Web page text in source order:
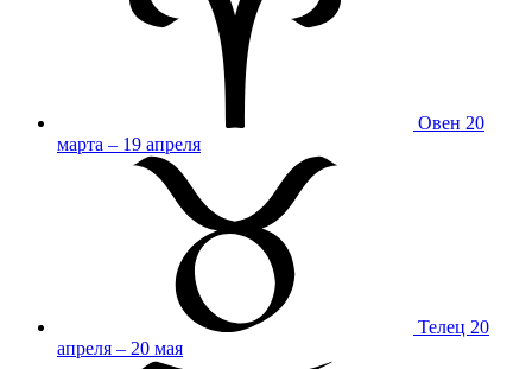
Овен 20
марта – 19 апреля
Телец 20
апреля – 20 мая